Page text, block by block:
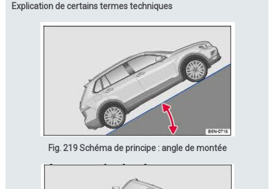
Explication de certains termes techniques
Fig. 219 Schéma de principe : angle de montée